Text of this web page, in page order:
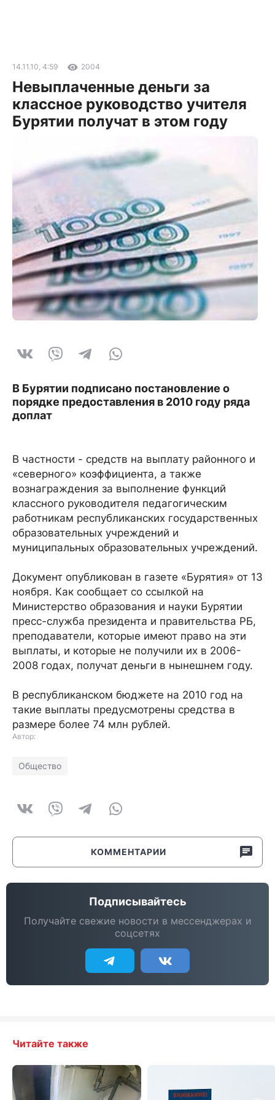
14.11.10, 4:59 2004
Невыплаченные деньги за
классное руководство учителя
Бурятии получат в этом году
В Бурятии подписано постановление о
порядке предоставления в 2010 году ряда
доплат
В частности - средств на выплату районного и
«северного» коэффициента, а также
вознаграждения за выполнение функций
классного руководителя педагогическим
работникам республиканских государственных
образовательных учреждений и
муниципальных образовательных учреждений.
Документ опубликован в газете «Бурятия» от 13
ноября. Как сообщает со ссылкой на
Министерство образования и науки Бурятии
пресс-служба президента и правительства РБ,
преподаватели, которые имеют право на эти
выплаты, и которые не получили их в 2006-
2008 годах, получат деньги в нынешнем году.
В республиканском бюджете на 2010 год на
такие выплаты предусмотрены средства в
размере более 74 млн рублей.
Автор:
Общество
КОММЕНТАРИИ
Подписывайтесь
Получайте свежие новости в мессенджерах и
соцсетях
Читайте также